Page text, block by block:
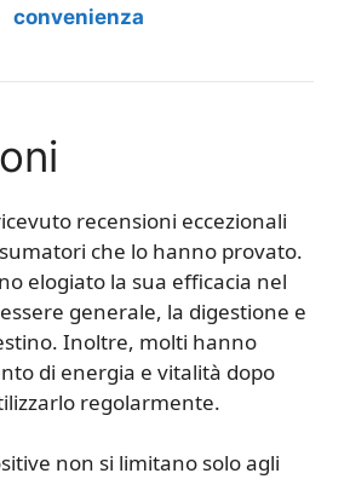
convenienza
recensioni eccezionali
che lo hanno provato.
elogiato la sua efficacia nel
generale, la digestione e
Inoltre, molti hanno
di energia e vitalità dopo
regolarmente.
non si limitano solo agli